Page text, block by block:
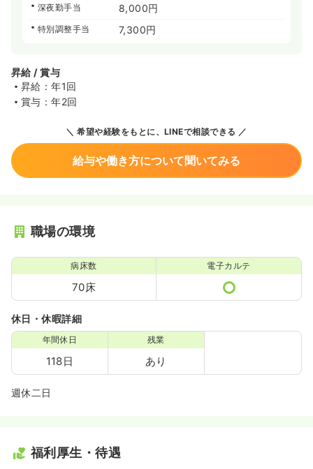
深夜勤手当 8,000円
特別調整手当 7,300円
昇給 / 賞与
昇給：年1回
賞与：年2回
希望や経験をもとに、LINEで相談できる
給与や働き方について聞いてみる
職場の環境
病床数
70床
電子カルテ
休日・休暇詳細
年間休日
118日
残業
あり
週休二日
福利厚生・待遇